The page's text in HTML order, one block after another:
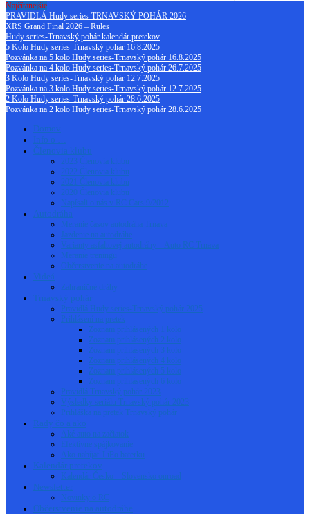
Najčítanejšie
PRAVIDLÁ Hudy series-TRNAVSKÝ POHÁR 2026
XRS Grand Final 2026 – Rules
Hudy series-Trnavský pohár kalendár pretekov
5 Kolo Hudy series-Trnavský pohár 16.8.2025
Pozvánka na 5 kolo Hudy series-Trnavský pohár 16.8.2025
Pozvánka na 4 kolo Hudy series-Trnavský pohár 26.7.2025
3 Kolo Hudy series-Trnavský pohár 12.7.2025
Pozvánka na 3 kolo Hudy series-Trnavský pohár 12.7.2025
2 Kolo Hudy series-Trnavský pohár 28.6.2025
Pozvánka na 2 kolo Hudy series-Trnavský pohár 28.6.2025
Domov
Info o …
Členovia klubu
2023 Členovia klubu
2022 Členovia klubu
2021 Členovia klubu
2020 Členovia klubu
Napísali o nás v RC Cars 9/2012
Autodráha
Meranie časov autodráha Trnava
Jazdenie na autodráhe
Varianty asfaltovej autodráhy – Auto RC Trnava
Meranie treningu
Občerstvenie na autodráhe
Videá
Zahraničné dráhy
Trnavský pohár
Pravidlá Hudy series-Trnavský pohár 2025
Prihlásení na pretek
Zoznam prihlásených 1 kolo
Zoznam prihlásených 2 kolo
Zoznam prihlásených 3 kolo
Zoznam prihlásených 4 kolo
Zoznam prihlásených 5 kolo
Zoznam prihlásených 6 kolo
Pravidlá Trnavský pohár 2023
Výsledky seriálu Trnavský pohár 2023
Prihláška na pretek Trnavský pohár
Rady čo a ako
Aké auto na začiatok
Efektívne spájkovanie
Ako nabíjať LiPo baterku
Kalendár pretekov
Kalendár Česko – Slovensko onroad
Newsletter
Novinky o RC
Občerstvenie na autodráhe